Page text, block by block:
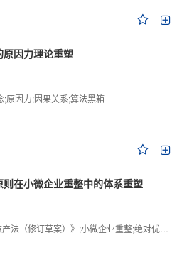
因力理论重塑
;原因力;因果关系;算法黑箱
在小微企业重整中的体系重塑
）》;小微企业重整;绝对优先原则;股东权益保留;预期可支配收入标准